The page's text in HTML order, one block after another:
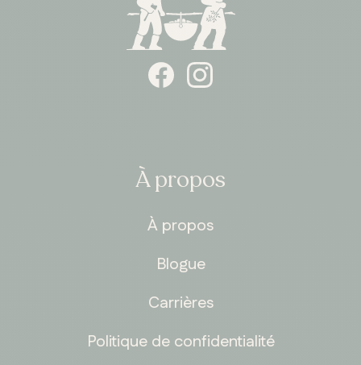
ONTARIO
À propos
À propos
Blogue
Carrières
Politique de confidentialité